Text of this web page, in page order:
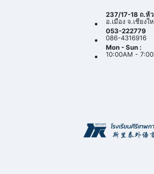
237/17-18 ถ.ห้
อ.เมือง จ.เชียง
053-222779
086-4316916
Mon - Sun :
10:00AM -